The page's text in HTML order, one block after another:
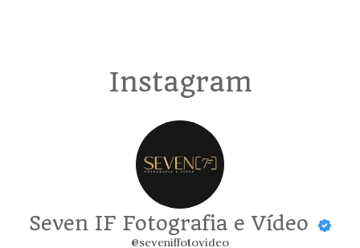
Instagram
Seven IF Fotografia e Vídeo
@seveniffotovideo